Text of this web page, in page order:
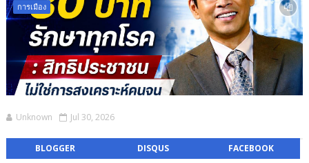
การเมือง
Unknown Jul 30, 2026
BLOGGER DISQUS FACEBOOK